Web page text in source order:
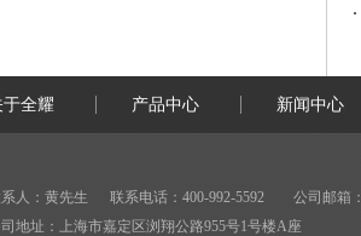
于全耀 产品中心 新闻中心
人：黄先生 联系电话：400-992-5592 公司邮箱：
地址：上海市嘉定区浏翔公路955号1号楼A座